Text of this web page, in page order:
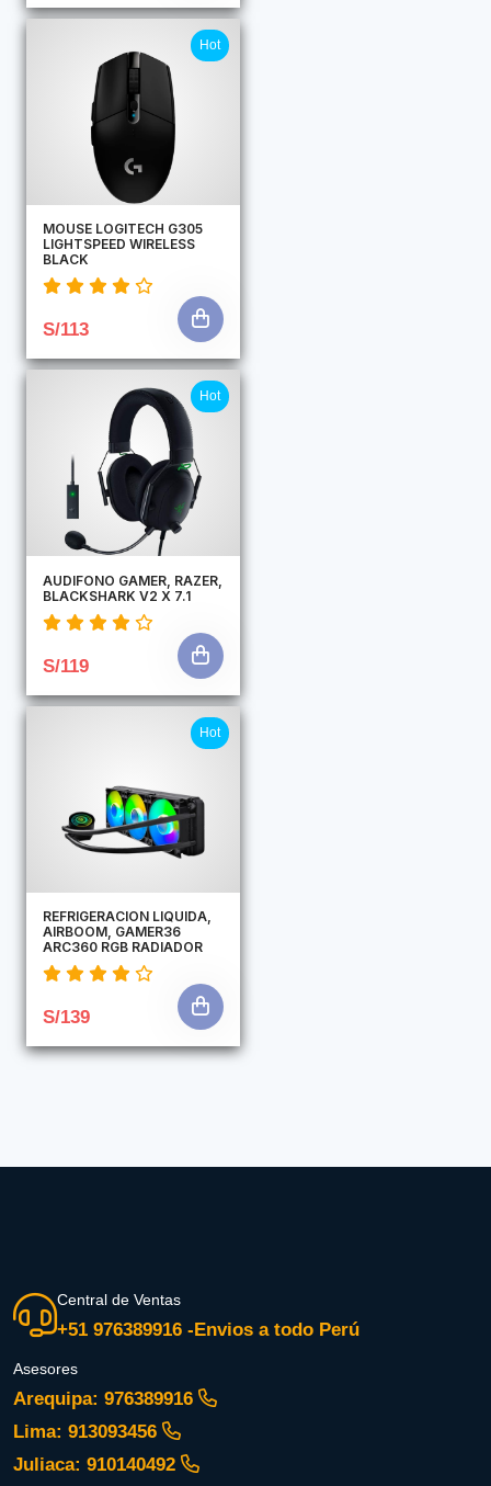
Hot
MOUSE LOGITECH G305
LIGHTSPEED WIRELESS
BLACK
S/113
Hot
AUDIFONO GAMER, RAZER,
BLACKSHARK V2 X 7.1
S/119
Hot
REFRIGERACION LIQUIDA,
AIRBOOM, GAMER36
ARC360 RGB RADIADOR
S/139
Central de Ventas
+51 976389916 -Envios a todo Perú
Asesores
Arequipa: 976389916
Lima: 913093456
Juliaca: 910140492